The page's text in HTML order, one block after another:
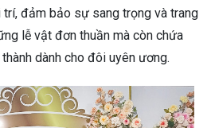
trí, đảm bảo sự sang trọng và trang
lễ vật đơn thuần mà còn chứa
dành cho đôi uyên ương.